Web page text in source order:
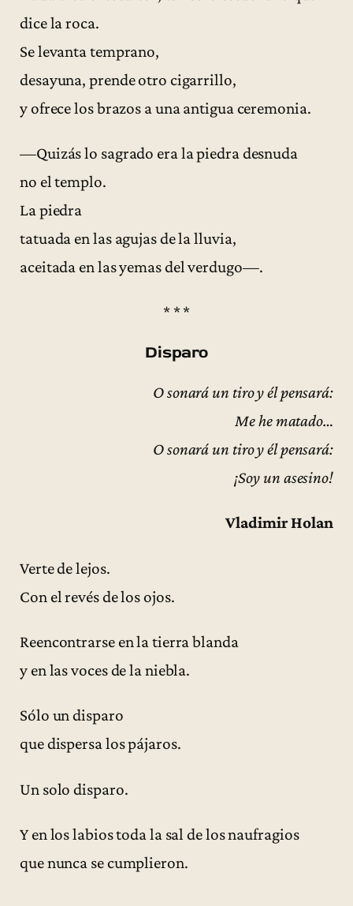
dice la roca.
Se levanta temprano,
desayuna, prende otro cigarrillo,
y ofrece los brazos a una antigua ceremonia.
—Quizás lo sagrado era la piedra desnuda
no el templo.
La piedra
tatuada en las agujas de la lluvia,
aceitada en las yemas del verdugo—.
* * *
Disparo
O sonará un tiro y él pensará:
Me he matado…
O sonará un tiro y él pensará:
¡Soy un asesino!
Vladimir Holan
Verte de lejos.
Con el revés de los ojos.
Reencontrarse en la tierra blanda
y en las voces de la niebla.
Sólo un disparo
que dispersa los pájaros.
Un solo disparo.
Y en los labios toda la sal de los naufragios
que nunca se cumplieron.